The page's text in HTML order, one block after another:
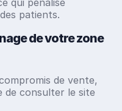
qui pénalise
patients.
de votre zone
de vente,
de consulter le site